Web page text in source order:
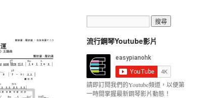
流行鋼琴Youtube影片
請即訂閱我們的Youtube頻道，以便第
一時間掌握最新鋼琴影片動態！